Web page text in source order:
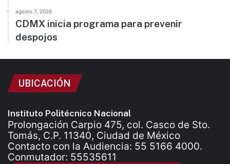
agosto 7, 2026
CDMX inicia programa para prevenir
despojos
UBICACIÓN
Instituto Politécnico Nacional
Prolongación Carpio 475, col. Casco de Sto.
Tomás, C.P. 11340, Ciudad de México
Contacto con la Audiencia: 55 5166 4000.
Conmutador: 55535611